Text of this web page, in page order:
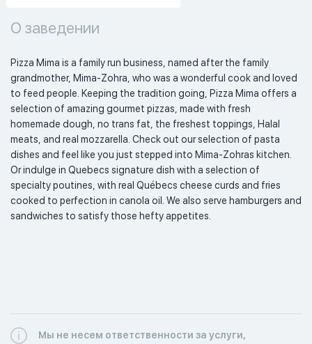
О заведении
Pizza Mima is a family run business, named after the family
grandmother, Mima-Zohra, who was a wonderful cook and loved
to feed people. Keeping the tradition going, Pizza Mima offers a
selection of amazing gourmet pizzas, made with fresh
homemade dough, no trans fat, the freshest toppings, Halal
meats, and real mozzarella. Check out our selection of pasta
dishes and feel like you just stepped into Mima-Zohras kitchen.
Or indulge in Quebecs signature dish with a selection of
specialty poutines, with real Québecs cheese curds and fries
cooked to perfection in canola oil. We also serve hamburgers and
sandwiches to satisfy those hefty appetites.
Мы не несем ответственности за услуги,